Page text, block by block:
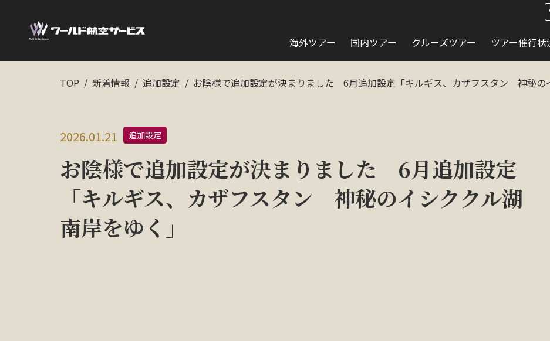
海外ツアー 国内ツアー クルーズツアー ツアー催行状
TOP 新着情報 追加設定 お陰様で追加設定が決まりました 6月追加設定「キルギス、カザフスタン 神秘の
2026.01.21 追加設定
お陰様で追加設定が決まりました 6月追加設定
「キルギス、カザフスタン 神秘のイシククル湖
南岸をゆく」